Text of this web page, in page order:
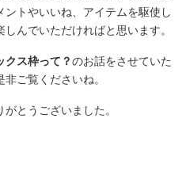
トやいいね、アイテムを駆使し
んでいただければと思います。
クス枠って？のお話をさせていた
ご覧くださいね。
とうございました。